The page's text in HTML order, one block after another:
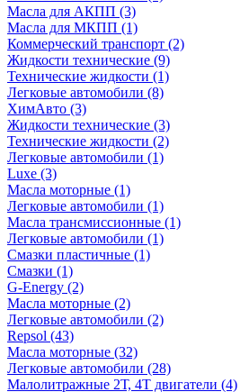
Масла для АКПП (3)
Масла для МКПП (1)
Коммерческий транспорт (2)
Жидкости технические (9)
Технические жидкости (1)
Легковые автомобили (8)
ХимАвто (3)
Жидкости технические (3)
Технические жидкости (2)
Легковые автомобили (1)
Luxe (3)
Масла моторные (1)
Легковые автомобили (1)
Масла трансмиссионные (1)
Легковые автомобили (1)
Смазки пластичные (1)
Смазки (1)
G-Energy (2)
Масла моторные (2)
Легковые автомобили (2)
Repsol (43)
Масла моторные (32)
Легковые автомобили (28)
Малолитражные 2Т, 4Т двигатели (4)